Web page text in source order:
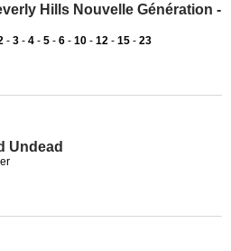
Hills Nouvelle Génération -
- 3 - 4 - 5 - 6 - 10 - 12 - 15 - 23
Undead